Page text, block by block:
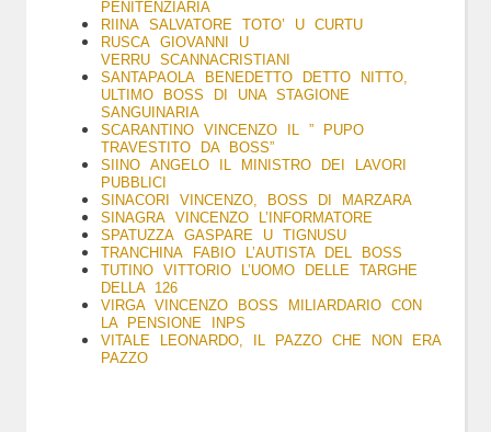
PENITENZIARIA
RIINA SALVATORE TOTO’ U CURTU
RUSCA GIOVANNI U
VERRU SCANNACRISTIANI
SANTAPAOLA BENEDETTO DETTO NITTO,
ULTIMO BOSS DI UNA STAGIONE
SANGUINARIA
SCARANTINO VINCENZO IL ” PUPO
TRAVESTITO DA BOSS”
SIINO ANGELO IL MINISTRO DEI LAVORI
PUBBLICI
SINACORI VINCENZO, BOSS DI MARZARA
SINAGRA VINCENZO L’INFORMATORE
SPATUZZA GASPARE U TIGNUSU
TRANCHINA FABIO L’AUTISTA DEL BOSS
TUTINO VITTORIO L’UOMO DELLE TARGHE
DELLA 126
VIRGA VINCENZO BOSS MILIARDARIO CON
LA PENSIONE INPS
VITALE LEONARDO, IL PAZZO CHE NON ERA
PAZZO